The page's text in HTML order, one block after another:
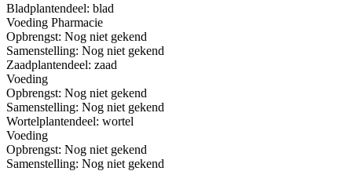
Bladplantendeel: blad
Voeding Pharmacie
Opbrengst: Nog niet gekend
Samenstelling: Nog niet gekend
Zaadplantendeel: zaad
Voeding
Opbrengst: Nog niet gekend
Samenstelling: Nog niet gekend
Wortelplantendeel: wortel
Voeding
Opbrengst: Nog niet gekend
Samenstelling: Nog niet gekend